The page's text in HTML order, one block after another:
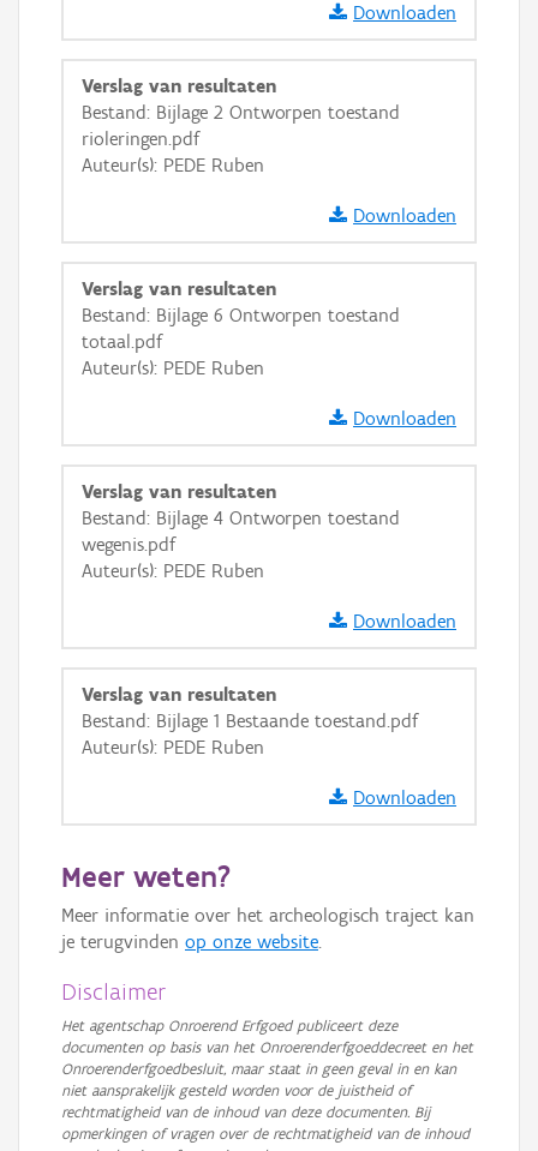
Downloaden
Verslag van resultaten
Bestand: Bijlage 2 Ontworpen toestand
rioleringen.pdf
Auteur(s): PEDE Ruben
Downloaden
Verslag van resultaten
Bestand: Bijlage 6 Ontworpen toestand
totaal.pdf
Auteur(s): PEDE Ruben
Downloaden
Verslag van resultaten
Bestand: Bijlage 4 Ontworpen toestand
wegenis.pdf
Auteur(s): PEDE Ruben
Downloaden
Verslag van resultaten
Bestand: Bijlage 1 Bestaande toestand.pdf
Auteur(s): PEDE Ruben
Downloaden
Meer weten?
Meer informatie over het archeologisch traject kan
je terugvinden op onze website.
Disclaimer
Het agentschap Onroerend Erfgoed publiceert deze
documenten op basis van het Onroerenderfgoeddecreet en het
Onroerenderfgoedbesluit, maar staat in geen geval in en kan
niet aansprakelijk gesteld worden voor de juistheid of
rechtmatigheid van de inhoud van deze documenten. Bij
opmerkingen of vragen over de rechtmatigheid van de inhoud